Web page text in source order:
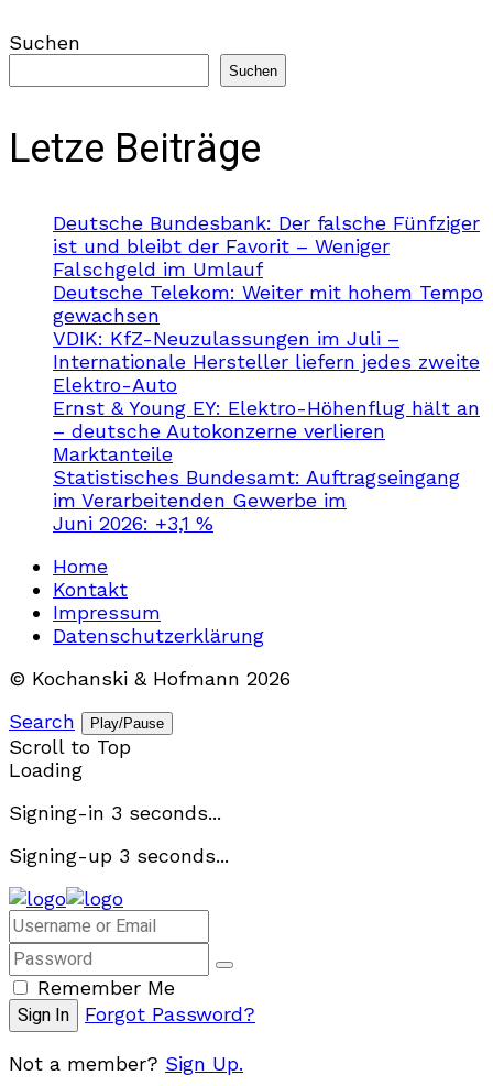
Suchen
Suchen
Letze Beiträge
Deutsche Bundesbank: Der falsche Fünfziger
ist und bleibt der Favorit – Weniger
Falschgeld im Umlauf
Deutsche Telekom: Weiter mit hohem Tempo
gewachsen
VDIK: KfZ-Neuzulassungen im Juli –
Internationale Hersteller liefern jedes zweite
Elektro-Auto
Ernst & Young EY: Elektro-Höhenflug hält an
– deutsche Autokonzerne verlieren
Marktanteile
Statistisches Bundesamt: Auftragseingang
im Verarbeitenden Gewerbe im
Juni 2026: +3,1 %
Home
Kontakt
Impressum
Datenschutzerklärung
© Kochanski & Hofmann 2026
Search
Play/Pause
Scroll to Top
Loading
Signing-in 3 seconds...
Signing-up 3 seconds...
Remember Me
Forgot Password?
Not a member? Sign Up.